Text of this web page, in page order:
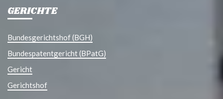
GERICHTE
Bundesgerichtshof (BGH)
Bundespatentgericht (BPatG)
Gericht
Gerichtshof